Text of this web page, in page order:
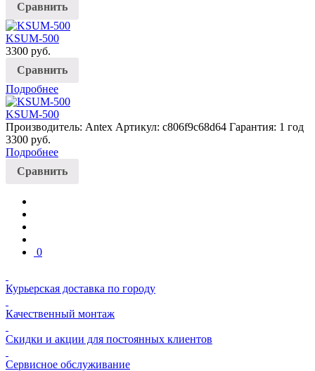
Сравнить
KSUM-500
3300 руб.
Сравнить
Подробнее
KSUM-500
Производитель: Antex Артикул: c806f9c68d64 Гарантия: 1 год
3300 руб.
Подробнее
Сравнить
0
Курьерская доставка по городу
Качественный монтаж
Скидки и акции для постоянных клиентов
Сервисное обслуживание